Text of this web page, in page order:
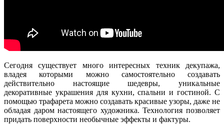
Сегодня существует много интересных техник декупажа,
владея которыми можно самостоятельно создавать
действительно настоящие шедевры, уникальные
декоративные украшения для кухни, спальни и гостиной. С
помощью трафарета можно создавать красивые узоры, даже не
обладая даром настоящего художника. Технология позволяет
придать поверхности необычные эффекты и фактуры.